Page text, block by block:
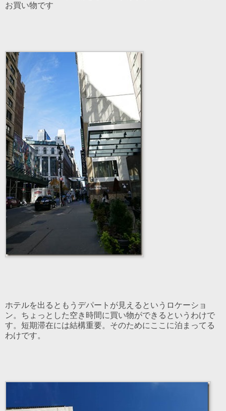
お買い物です
ホテルを出るともうデパートが見えるというロケーショ
ン。ちょっとした空き時間に買い物ができるというわけで
す。短期滞在には結構重要。そのためにここに泊まってる
わけです。